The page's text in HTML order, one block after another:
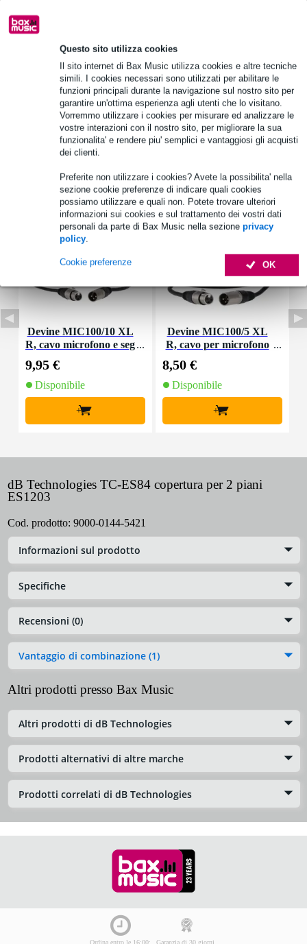
Questo sito utilizza cookies
Il sito internet di Bax Music utilizza cookies e altre tecniche
simili. I cookies necessari sono utilizzati per abilitare le
funzioni principali durante la navigazione sul nostro sito per
garantire un'ottima esperienza agli utenti che lo visitano.
Vorremmo utilizzare i cookies per misurare ed analizzare le
vostre interazioni con il nostro sito, per migliorare la sua
funzionalita' e rendere piu' semplici e vantaggiosi gli acquisti
dei clienti.
Preferite non utilizzare i cookies? Avete la possibilita' nella
sezione cookie preferenze di indicare quali cookies
possiamo utilizzare e quali non. Potete trovare ulteriori
informazioni sui cookies e sul trattamento dei vostri dati
personali da parte di Bax Music nella sezione privacy
policy.
OK
Cookie preferenze
Informazioni sul prodotto
dB Technologies TC ES84 copertura per 2 top ES1203
adatta solo per 2 piani dB Technologies ES1203
con ritagli per maniglie
Specifiche complete
Accessori (19)
Devine MIC100/10 XL
R, cavo microfono e seg
9,95 €
Disponibile
+
Devine MIC100/5 XL
R, cavo per microfono
8,50 €
Disponibile
+
dB Technologies TC-ES84 copertura per 2 piani
ES1203
Cod. prodotto: 9000-0144-5421
Informazioni sul prodotto
Specifiche
Recensioni (0)
Vantaggio di combinazione (1)
Altri prodotti presso Bax Music
Altri prodotti di dB Technologies
Prodotti alternativi di altre marche
Prodotti correlati di dB Technologies
Ordina entro le 16:00: Garanzia di 30 giorni,